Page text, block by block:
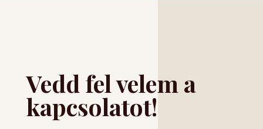
Vedd fel velem a
kapcsolatot!